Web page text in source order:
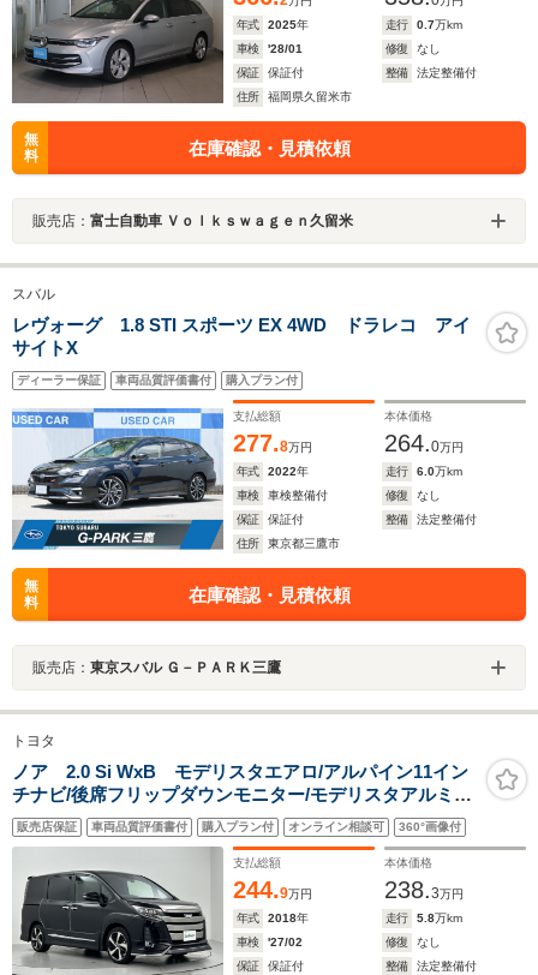
年式
2025年 走行 0.7万km
車検
'28/01 修復
なし
保証
保証付 整備
法定整備付
住所
福岡県久留米市
無
料
在庫確認・見積依頼
販売店： 富士自動車 Ｖｏｌｋｓｗａｇｅｎ久留米
スバル
レヴォーグ 1.8 STI スポーツ EX 4WD ドラレコ アイ
サイトX
ディーラー保証 車両品質評価書付 購入プラン付
支払総額
277.8万円
本体価格
264.0万円
年式
2022年 走行 6.0万km
車検
車検整備付 修復
なし
保証
保証付 整備
法定整備付
住所
東京都三鷹市
無
料
在庫確認・見積依頼
販売店： 東京スバル Ｇ－ＰＡＲＫ三鷹
トヨタ
ノア 2.0 Si WxB モデリスタエアロ/アルパイン11イン
チナビ/後席フリップダウンモニター/モデリスタアルミホ
イール/前後ドラレコ/デジタルインナーミラー/両側パワー
スライドドア/プリクラッシュセーフティ/LEDヘッドライ
販売店保証 車両品質評価書付 購入プラン付 オンライン相談可 360°画像付
支払総額
244.9万円
本体価格
238.3万円
年式
2018年 走行 5.8万km
車検
'27/02 修復
なし
保証
保証付 整備
法定整備付